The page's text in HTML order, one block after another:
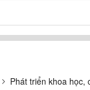
Phát triển khoa học,